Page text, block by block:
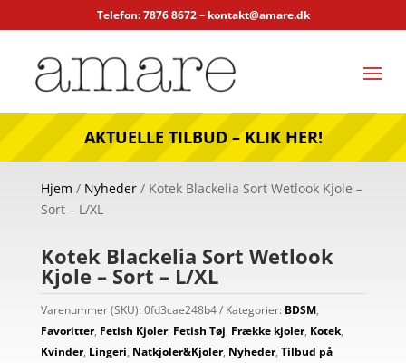
Telefon: 7876 8672 – kontakt@amare.dk
AKTUELLE TILBUD – KLIK HER!
Hjem / Nyheder/ Kotek Blackelia Sort Wetlook Kjole –
Sort – L/XL
Kotek Blackelia Sort Wetlook
Kjole – Sort – L/XL
Varenummer (SKU):0fd3cae248b4 Kategorier: BDSM,
Favoritter, Fetish Kjoler, Fetish Tøj, Frække kjoler, Kotek,
Kvinder, Lingeri, Natkjoler&Kjoler, Nyheder, Tilbud på